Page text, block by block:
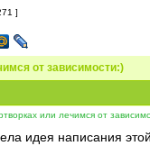
]
от зависимости:)
или лечимся от
идея написания